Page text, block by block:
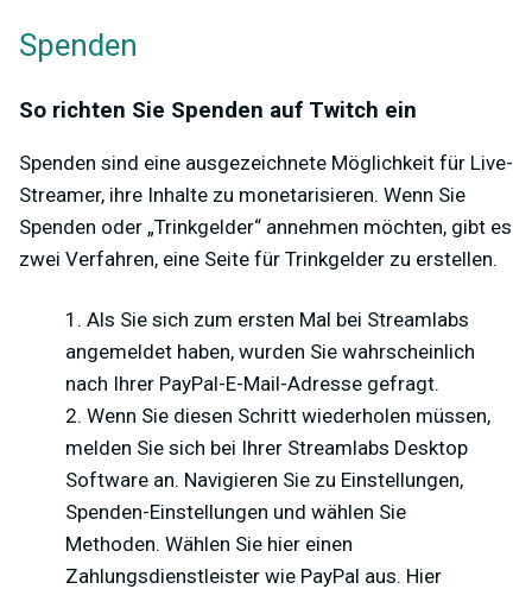
Spenden
So richten Sie Spenden auf Twitch ein
Spenden sind eine ausgezeichnete Möglichkeit für Live-
Streamer, ihre Inhalte zu monetarisieren. Wenn Sie
Spenden oder „Trinkgelder“ annehmen möchten, gibt es
zwei Verfahren, eine Seite für Trinkgelder zu erstellen.
Als Sie sich zum ersten Mal bei Streamlabs
angemeldet haben, wurden Sie wahrscheinlich
nach Ihrer PayPal-E-Mail-Adresse gefragt.
Wenn Sie diesen Schritt wiederholen müssen,
melden Sie sich bei Ihrer Streamlabs Desktop
Software an. Navigieren Sie zu Einstellungen,
Spenden-Einstellungen und wählen Sie
Methoden. Wählen Sie hier einen
Zahlungsdienstleister wie PayPal aus. Hier